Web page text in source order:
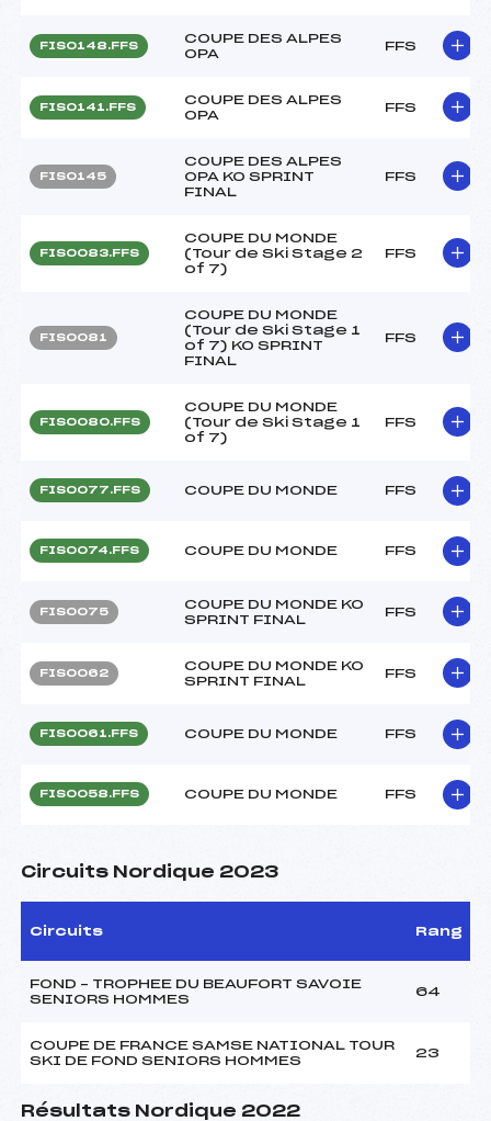
FIS0148.FFS
COUPE DES ALPES
OPA
FFS
FIS0141.FFS
COUPE DES ALPES
OPA
FFS
FIS0145
COUPE DES ALPES
OPA KO SPRINT
FINAL
FFS
FIS0083.FFS
COUPE DU MONDE
(Tour de Ski Stage 2
of 7)
FFS
FIS0081
COUPE DU MONDE
(Tour de Ski Stage 1
of 7) KO SPRINT
FINAL
FFS
FIS0080.FFS
COUPE DU MONDE
(Tour de Ski Stage 1
of 7)
FFS
FIS0077.FFS COUPE DU MONDE FFS
FIS0074.FFS COUPE DU MONDE FFS
FIS0075
COUPE DU MONDE KO
SPRINT FINAL
FFS
FIS0062
COUPE DU MONDE KO
SPRINT FINAL
FFS
FIS0061.FFS COUPE DU MONDE FFS
FIS0058.FFS COUPE DU MONDE FFS
Circuits Nordique 2023
Circuits Rang
FOND – TROPHEE DU BEAUFORT SAVOIE
SENIORS HOMMES
64
COUPE DE FRANCE SAMSE NATIONAL TOUR
SKI DE FOND SENIORS HOMMES
23
Résultats Nordique 2022